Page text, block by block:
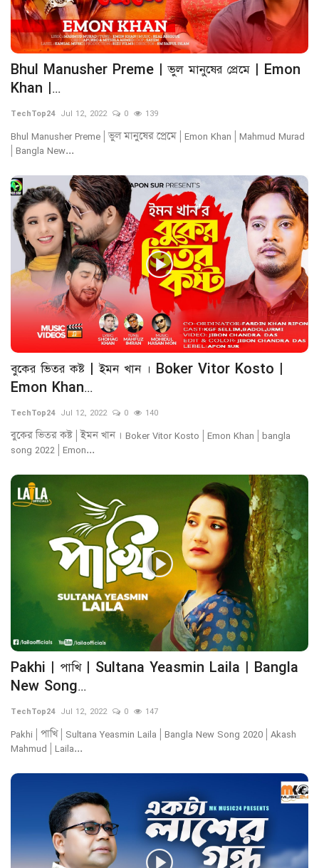
Bhul Manusher Preme | ভুল মানুষের প্রেমে | Emon
Khan |...
TechTop24 Jul 12, 2022 0 139
Bhul Manusher Preme | ভুল মানুষের প্রেমে | Emon Khan | Mahmud Murad
| Bangla New...
বুকের ভিতর কষ্ট | ইমন খান । Boker Vitor Kosto |
Emon Khan...
TechTop24 Jul 12, 2022 0 140
বুকের ভিতর কষ্ট | ইমন খান । Boker Vitor Kosto | Emon Khan | bangla
song 2022 | Emon...
Pakhi | পাখি | Sultana Yeasmin Laila | Bangla
New Song...
TechTop24 Jul 12, 2022 0 147
Pakhi | পাখি | Sultana Yeasmin Laila | Bangla New Song 2020 | Akash
Mahmud | Laila...